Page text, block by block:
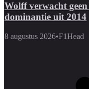
Wolff verwacht
dominantie uit 2014
8 augustus 2026•F1Head